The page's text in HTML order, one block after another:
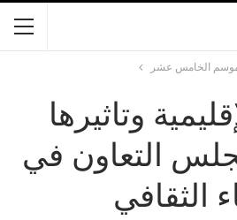
الخامس عشر
وتاثيرها
التعاون في
الثقافي